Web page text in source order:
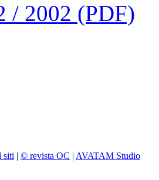
/ 2002 (PDF)
siti | © revista OC | AVATAM Studio